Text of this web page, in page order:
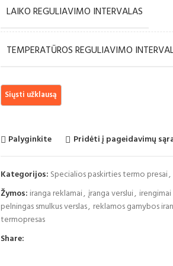
LAIKO REGULIAVIMO INTERVALAS
TEMPERATŪROS REGULIAVIMO
Palyginkite Pridėti į pageidavimų
Kategorijos: Specialios paskirties termo presai,
Žymos: iranga reklamai, įranga verslui,
pelningas smulkus verslas, reklamos gamybos
termopresas
Share: